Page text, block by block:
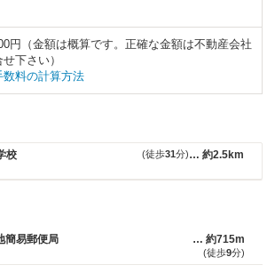
円（金額は概算です。正確な金額は不動産会社
下さい）
料の計算方法
校 約2.5km
(徒歩31分)
簡易郵便局 約715m
(徒歩9分)